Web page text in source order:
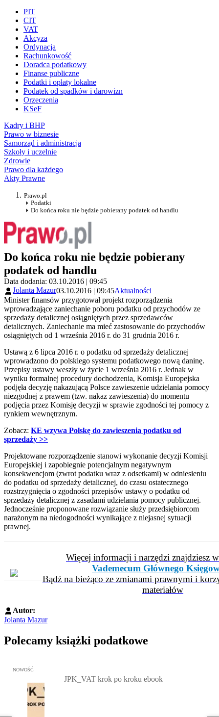
PIT
CIT
VAT
Akcyza
Ordynacja
Rachunkowość
Doradca podatkowy
Finanse publiczne
Podatki i opłaty lokalne
Podatek od spadków i darowizn
Orzeczenia
KSeF
Kadry i BHP
Prawo w biznesie
Samorząd i administracja
Szkoły i uczelnie
Zdrowie
Prawo dla każdego
Akty Prawne
Prawo.pl
Podatki
Do końca roku nie będzie pobierany podatek od handlu
Do końca roku nie będzie pobierany
podatek od handlu
Data dodania: 03.10.2016 | 09:45
Jolanta Mazur03.10.2016 | 09:45Aktualności
Minister finansów przygotował projekt rozporządzenia
wprowadzające zaniechanie poboru podatku od przychodów ze
sprzedaży detalicznej osiągniętych przez sprzedawców
detalicznych. Zaniechanie ma mieć zastosowanie do przychodów
osiągniętych od 1 września 2016 r. do 31 grudnia 2016 r.
Ustawą z 6 lipca 2016 r. o podatku od sprzedaży detalicznej
wprowadzono do polskiego systemu podatkowego nową daninę.
Przepisy ustawy weszły w życie 1 września 2016 r. Jednak w
wyniku formalnej procedury dochodzenia, Komisja Europejska
podjęła decyzję nakazującą Polsce zawieszenie udzielania pomocy
niezgodnej z prawem (tzw. nakaz zawieszenia) do momentu
podjęcia przez Komisję decyzji w sprawie zgodności tej pomocy z
rynkiem wewnętrznym.
Zobacz: KE wzywa Polskę do zawieszenia podatku od
sprzedaży >>
Projektowane rozporządzenie stanowi wykonanie decyzji Komisji
Europejskiej i zapobiegnie potencjalnym negatywnym
konsekwencjom (zwrot podatku wraz z odsetkami) w odniesieniu
do podatku od sprzedaży detalicznej, do czasu ostatecznego
rozstrzygnięcia o zgodności przepisów ustawy o podatku od
sprzedaży detalicznej z zasadami udzielania pomocy publicznej.
Jednocześnie proponowane rozwiązanie służy przedsiębiorcom
narażonym na niedogodności wynikające z niejasnej sytuacji
prawnej.
Więcej informacji i narzędzi znajdziesz
Vademecum Głównego
Bądź na bieżąco ze zmianami prawnymi i
materiałów
Autor:
Jolanta Mazur
Polecamy książki podatkowe
Przejdź do: JPK_VAT krok po kroku ebook, Patrycja Kubiesa -
NOWOŚĆ
JPK_VAT krok po kroku ebook